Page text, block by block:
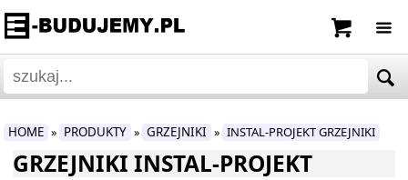
HOME » PRODUKTY » GRZEJNIKI » INSTAL-PROJEKT GRZEJNIKI
GRZEJNIKI INSTAL-PROJEKT